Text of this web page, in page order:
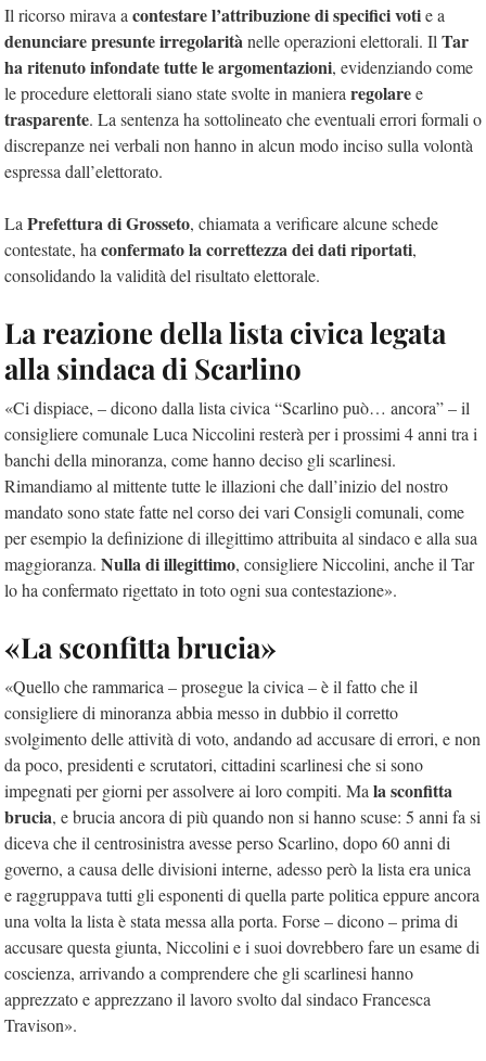
Il ricorso mirava a contestare l’attribuzione di specifici votie a
denunciare presunte irregolaritànelle operazioni elettorali. Il Tar
ha ritenuto infondate tutte le argomentazioni, evidenziando come
le procedure elettorali siano state svolte in maniera regolaree
trasparente. La sentenza ha sottolineato che eventuali errori formali o
discrepanze nei verbali non hanno in alcun modo inciso sulla volontà
espressa dall’elettorato.
La Prefettura di Grosseto, chiamata a verificare alcune schede
contestate, ha confermato la correttezza dei dati riportati,
consolidando la validità del risultato elettorale.
La reazione della lista civica legata
alla sindaca di Scarlino
«Ci dispiace, – dicono dalla lista civica “Scarlino può… ancora” – il
consigliere comunale Luca Niccolini resterà per i prossimi 4 anni tra i
banchi della minoranza, come hanno deciso gli scarlinesi.
Rimandiamo al mittente tutte le illazioni che dall’inizio del nostro
mandato sono state fatte nel corso dei vari Consigli comunali, come
per esempio la definizione di illegittimo attribuita al sindaco e alla sua
maggioranza. Nulla di illegittimo, consigliere Niccolini, anche il Tar
lo ha confermato rigettato in toto ogni sua contestazione».
«La sconfitta brucia»
«Quello che rammarica – prosegue la civica – è il fatto che il
consigliere di minoranza abbia messo in dubbio il corretto
svolgimento delle attività di voto, andando ad accusare di errori, e non
da poco, presidenti e scrutatori, cittadini scarlinesi che si sono
impegnati per giorni per assolvere ai loro compiti. Ma la sconfitta
brucia, e brucia ancora di più quando non si hanno scuse: 5 anni fa si
diceva che il centrosinistra avesse perso Scarlino, dopo 60 anni di
governo, a causa delle divisioni interne, adesso però la lista era unica
e raggruppava tutti gli esponenti di quella parte politica eppure ancora
una volta la lista è stata messa alla porta. Forse – dicono – prima di
accusare questa giunta, Niccolini e i suoi dovrebbero fare un esame di
coscienza, arrivando a comprendere che gli scarlinesi hanno
apprezzato e apprezzano il lavoro svolto dal sindaco Francesca
Travison».